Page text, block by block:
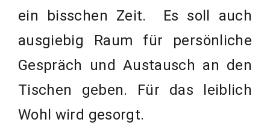
ein bisschen Zeit. Es soll auch
ausgiebig Raum für persönliche
Gespräch und Austausch an den
Tischen geben. Für das leiblich
Wohl wird gesorgt.